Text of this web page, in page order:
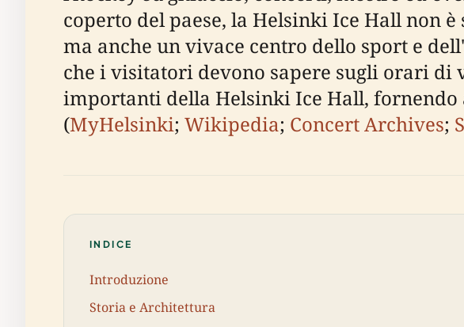
coperto del paese, la Helsinki Ice Hall non
ma anche un vivace centro dello sport e
che i visitatori devono sapere sugli orari
importanti della Helsinki Ice Hall,
(MyHelsinki; Wikipedia; Concert Archives;
INDICE
Introduzione
Storia e Architettura